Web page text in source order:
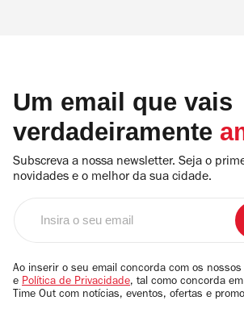
Um email que vais
verdadeiramente
Subscreva a nossa newsletter. Seja o
novidades e o melhor da sua cidade.
email
Ao inserir o seu email concorda com os nossos
e Política de Privacidade, tal como concorda
Time Out com notícias, eventos, ofertas e